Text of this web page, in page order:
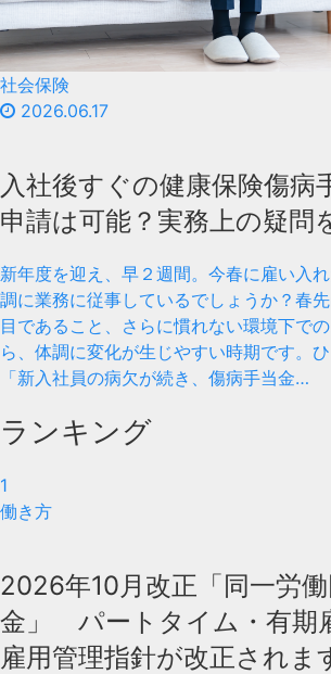
社会保険
2026.06.17
入社後すぐの健康保険傷病
申請は可能？実務上の疑問
新年度を迎え、早２週間。今春に雇い入
調に業務に従事しているでしょうか？春
目であること、さらに慣れない環境下で
ら、体調に変化が生じやすい時期です。ひ
「新入社員の病欠が続き、傷病手当金…
ランキング
1
働き方
2026年10月改正「同一労
金」 パートタイム・有期
雇用管理指針が改正されま